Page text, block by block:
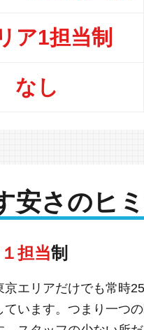
ア1担当制
なし
安さのヒ
担当制
京エリアだけでも常時
ています。つまり一つ